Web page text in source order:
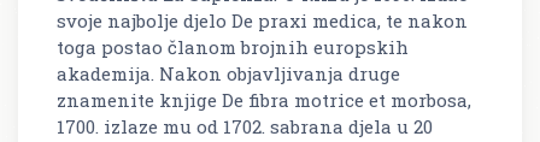
svoje najbolje djelo De praxi medica, te nakon
toga postao članom brojnih europskih
akademija. Nakon objavljivanja druge
znamenite knjige De fibra motrice et morbosa,
1700. izlaze mu od 1702. sabrana djela u 20